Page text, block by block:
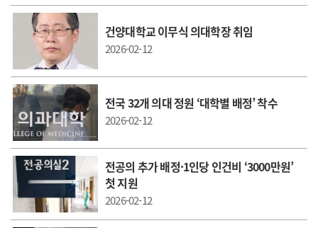
건양대학교 이무식 의대학장 취임
2026-02-12
전국 32개 의대 정원 ‘대학별 배정’ 착수
2026-02-12
전공의 추가 배정·1인당 인건비 ‘3000만원’
첫 지원
2026-02-12